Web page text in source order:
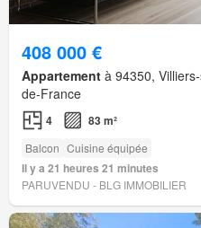
408 000 €
Appartement à 94350,
de-France
4 83 m²
Balcon Cuisine équipée
Il y a 21 heures 21 minutes
PARUVENDU - BLG IMMOBILIER